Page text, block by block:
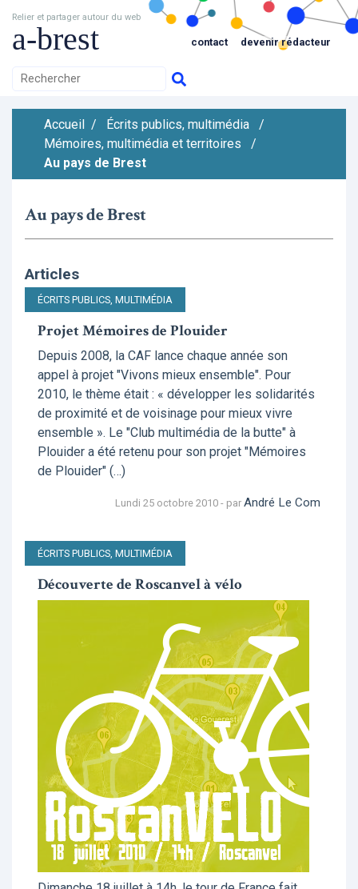
Relier et partager autour du web
a-brest contact devenir rédacteur
Accueil / Écrits publics, multimédia
/
Mémoires, multimédia et territoires
/
Au pays de Brest
Au pays de Brest
Articles
ÉCRITS PUBLICS, MULTIMÉDIA
Projet Mémoires de Plouider
Depuis 2008, la CAF lance chaque année son
appel à projet "Vivons mieux ensemble". Pour
2010, le thème était : « développer les solidarités
de proximité et de voisinage pour mieux vivre
ensemble ». Le "Club multimédia de la butte" à
Plouider a été retenu pour son projet "Mémoires
de Plouider" (…)
Lundi 25 octobre 2010 - par André Le Com
ÉCRITS PUBLICS, MULTIMÉDIA
Découverte de Roscanvel à vélo